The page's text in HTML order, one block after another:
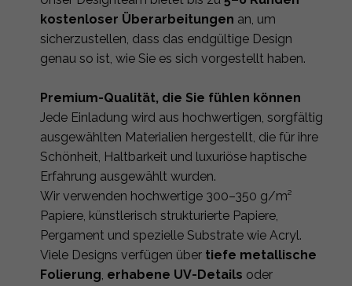
kostenloser Überarbeitungen an, um
sicherzustellen, dass das endgültige Design
genau so ist, wie Sie es sich vorgestellt haben.
Premium-Qualität, die Sie fühlen können
Jede Einladung wird aus hochwertigen, sorgfältig
ausgewählten Materialien hergestellt, die für ihre
Schönheit, Haltbarkeit und luxuriöse haptische
Erfahrung ausgewählt wurden.
Wir verwenden hochwertige 300–350 g/m²
Papiere, künstlerisch strukturierte Papiere,
Pergament und spezielle Substrate wie Acryl.
Viele Designs verfügen über tiefe metallische
Folierung, erhabene UV-Details oder